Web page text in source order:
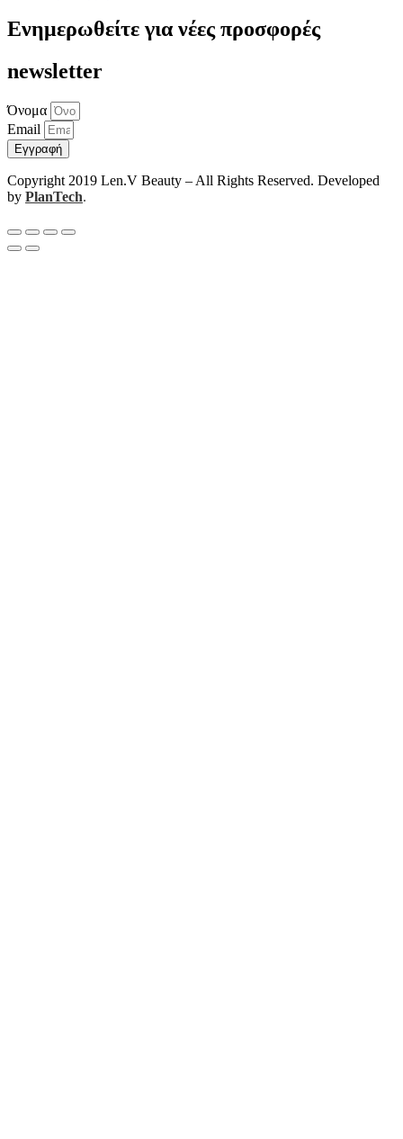
Ενημερωθείτε για νέες προσφορές
newsletter
Όνομα
Email
Εγγραφή
Copyright 2019 Len.V Beauty – All Rights Reserved. Developed
by PlanTech.